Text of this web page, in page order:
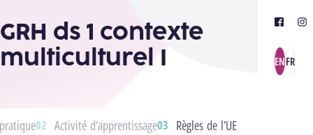
facebook
ENFR
GRH ds 1 contexte
multiculturel I
Activité d’apprentissage Règles de l’UE